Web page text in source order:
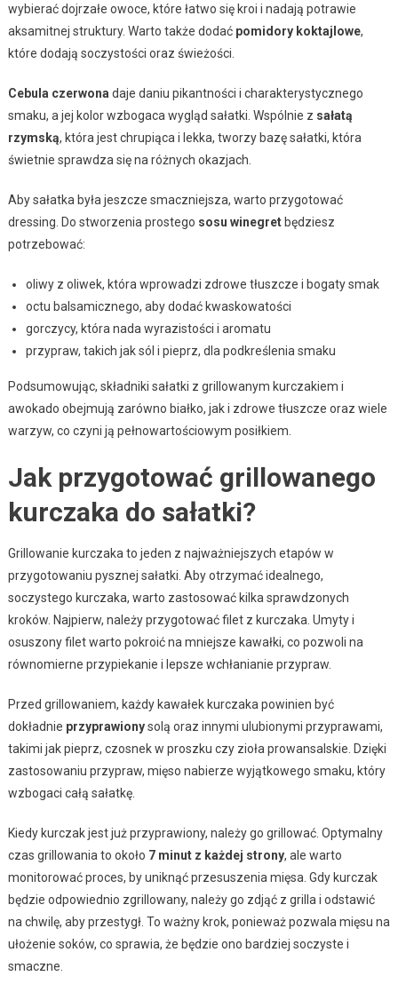
wybierać dojrzałe owoce, które łatwo się kroi i nadają potrawie
aksamitnej struktury. Warto także dodać pomidory koktajlowe,
które dodają soczystości oraz świeżości.
Cebula czerwona daje daniu pikantności i charakterystycznego
smaku, a jej kolor wzbogaca wygląd sałatki. Wspólnie z sałatą
rzymską, która jest chrupiąca i lekka, tworzy bazę sałatki, która
świetnie sprawdza się na różnych okazjach.
Aby sałatka była jeszcze smaczniejsza, warto przygotować
dressing. Do stworzenia prostego sosu winegretbędziesz
potrzebować:
oliwy z oliwek, która wprowadzi zdrowe tłuszcze i bogaty smak
octu balsamicznego, aby dodać kwaskowatości
gorczycy, która nada wyrazistości i aromatu
przypraw, takich jak sól i pieprz, dla podkreślenia smaku
Podsumowując, składniki sałatki z grillowanym kurczakiem i
awokado obejmują zarówno białko, jak i zdrowe tłuszcze oraz wiele
warzyw, co czyni ją pełnowartościowym posiłkiem.
Jak przygotować grillowanego
kurczaka do sałatki?
Grillowanie kurczaka to jeden z najważniejszych etapów w
przygotowaniu pysznej sałatki. Aby otrzymać idealnego,
soczystego kurczaka, warto zastosować kilka sprawdzonych
kroków. Najpierw, należy przygotować filet z kurczaka. Umyty i
osuszony filet warto pokroić na mniejsze kawałki, co pozwoli na
równomierne przypiekanie i lepsze wchłanianie przypraw.
Przed grillowaniem, każdy kawałek kurczaka powinien być
dokładnie przyprawionysolą oraz innymi ulubionymi przyprawami,
takimi jak pieprz, czosnek w proszku czy zioła prowansalskie. Dzięki
zastosowaniu przypraw, mięso nabierze wyjątkowego smaku, który
wzbogaci całą sałatkę.
Kiedy kurczak jest już przyprawiony, należy go grillować. Optymalny
czas grillowania to około 7 minut z każdej strony, ale warto
monitorować proces, by uniknąć przesuszenia mięsa. Gdy kurczak
będzie odpowiednio zgrillowany, należy go zdjąć z grilla i odstawić
na chwilę, aby przestygł. To ważny krok, ponieważ pozwala mięsu na
ułożenie soków, co sprawia, że będzie ono bardziej soczyste i
smaczne.